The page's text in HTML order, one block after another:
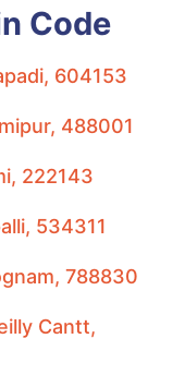
Code
604153
488001
222143
534311
788830
Cantt,